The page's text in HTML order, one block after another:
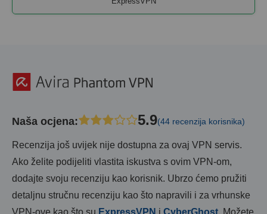
Naša ocjena: 5.9(44 recenzija korisnika)
Recenzija još uvijek nije dostupna za ovaj VPN servis.
Ako želite podijeliti vlastita iskustva s ovim VPN-om,
dodajte svoju recenziju kao korisnik. Ubrzo ćemo pružiti
detaljnu stručnu recenziju kao što napravili i za vrhunske
VPN-ove kao što su ExpressVPN i CyberGhost. Možete